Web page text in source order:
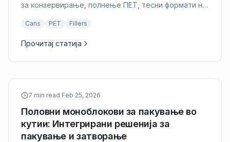
за конзервирање, полнење ПЕТ, тесни формати на
функционални пијалоци.
Cans PET Fillers
Прочитај статија
7 min read·Feb 25, 2026
Половни моноблокови за пакување во
кутии: Интегрирани решенија за
пакување и затворање